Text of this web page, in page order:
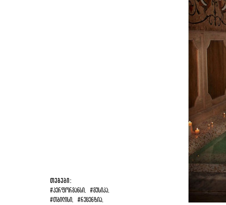
ᲗᲔᲒᲔᲑᲘ:
#ᲞᲔᲠᲤᲝᲠᲛᲐᲜᲡᲘ, #ᲛᲣᲡᲘᲙᲐ,
#ᲗᲑᲘᲚᲘᲡᲘ, #ᲠᲔᲪᲔᲜᲖᲘᲐ,